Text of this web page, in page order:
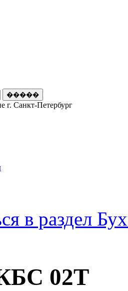
г. Санкт-Петербург
в раздел
02Т